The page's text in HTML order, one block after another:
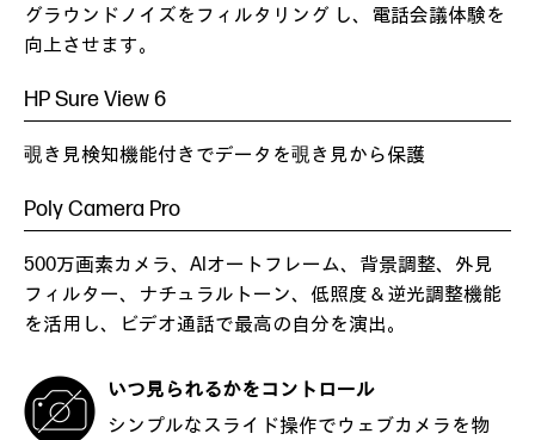
グラウンドノイズをフィルタリング し、電話会議体験を
向上させます。
HP Sure View 6
覗き見検知機能付きでデータを覗き見から保護
Poly Camera Pro
500万画素カメラ、AIオートフレーム、背景調整、外見
フィルター、ナチュラルトーン、低照度＆逆光調整機能
を活用し、ビデオ通話で最高の自分を演出。
いつ見られるかをコントロール
シンプルなスライド操作でウェブカメラを物